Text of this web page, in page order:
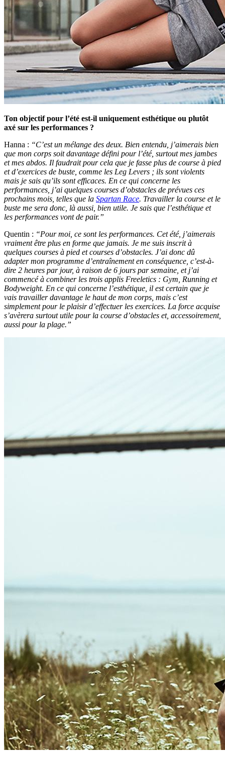
Ton objectif pour l’été est-il uniquement esthétique ou plutôt
axé sur les performances ?
Hanna : “C’est un mélange des deux. Bien entendu, j’aimerais bien
que mon corps soit davantage défini pour l’été, surtout mes jambes
et mes abdos. Il faudrait pour cela que je fasse plus de course à pied
et d’exercices de buste, comme les Leg Levers ; ils sont violents
mais je sais qu’ils sont efficaces. En ce qui concerne les
performances, j’ai quelques courses d’obstacles de prévues ces
prochains mois, telles que la Spartan Race. Travailler la course et le
buste me sera donc, là aussi, bien utile. Je sais que l’esthétique et
les performances vont de pair.”
Quentin : “Pour moi, ce sont les performances. Cet été, j’aimerais
vraiment être plus en forme que jamais. Je me suis inscrit à
quelques courses à pied et courses d’obstacles. J’ai donc dû
adapter mon programme d’entraînement en conséquence, c’est-à-
dire 2 heures par jour, à raison de 6 jours par semaine, et j’ai
commencé à combiner les trois applis Freeletics : Gym, Running et
Bodyweight. En ce qui concerne l’esthétique, il est certain que je
vais travailler davantage le haut de mon corps, mais c’est
simplement pour le plaisir d’effectuer les exercices. La force acquise
s’avèrera surtout utile pour la course d’obstacles et, accessoirement,
aussi pour la plage.”